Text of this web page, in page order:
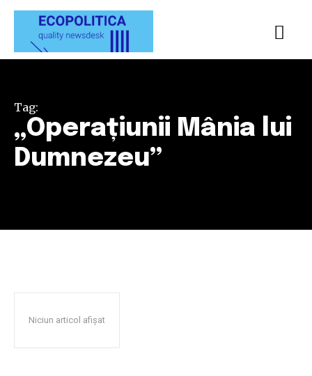
Tag:
„Operațiunii Mânia lui
Dumnezeu”
Niciun articol afișat